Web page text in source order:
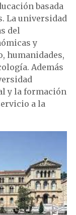
basada
La universidad
del
y
humanidades,
Además
y la formación
a la